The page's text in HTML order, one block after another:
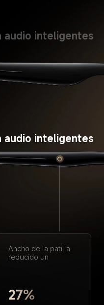
audio inteligentes
audio inteligentes
Ancho de la patilla
reducido un
27%